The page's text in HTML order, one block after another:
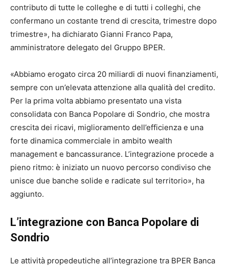
contributo di tutte le colleghe e di tutti i colleghi, che
confermano un costante trend di crescita, trimestre dopo
trimestre», ha dichiarato Gianni Franco Papa,
amministratore delegato del Gruppo BPER.
«Abbiamo erogato circa 20 miliardi di nuovi finanziamenti,
sempre con un’elevata attenzione alla qualità del credito.
Per la prima volta abbiamo presentato una vista
consolidata con Banca Popolare di Sondrio, che mostra
crescita dei ricavi, miglioramento dell’efficienza e una
forte dinamica commerciale in ambito wealth
management e bancassurance. L’integrazione procede a
pieno ritmo: è iniziato un nuovo percorso condiviso che
unisce due banche solide e radicate sul territorio», ha
aggiunto.
L’integrazione con Banca Popolare di
Sondrio
Le attività propedeutiche all’integrazione tra BPER Banca